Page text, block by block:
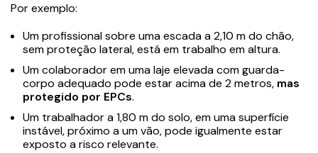
Por exemplo:
Um profissional sobre uma escada a 2,10 m do chão,
sem proteção lateral, está em trabalho em altura.
Um colaborador em uma laje elevada com guarda-
corpo adequado pode estar acima de 2 metros, mas
protegido por EPCs.
Um trabalhador a 1,80 m do solo, em uma superfície
instável, próximo a um vão, pode igualmente estar
exposto a risco relevante.